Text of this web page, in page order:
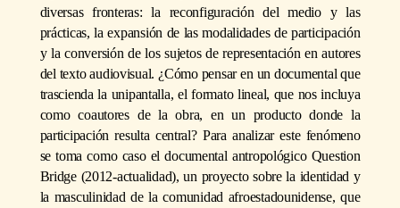
diversas fronteras: la reconfiguración del medio y las
prácticas, la expansión de las modalidades de participación
y la conversión de los sujetos de representación en autores
del texto audiovisual. ¿Cómo pensar en un documental que
trascienda la unipantalla, el formato lineal, que nos incluya
como coautores de la obra, en un producto donde la
participación resulta central? Para analizar este fenómeno
se toma como caso el documental antropológico Question
Bridge (2012-actualidad), un proyecto sobre la identidad y
la masculinidad de la comunidad afroestadounidense, que